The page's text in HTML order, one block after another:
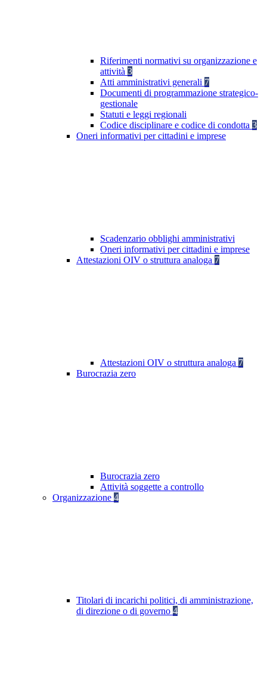
Riferimenti normativi su organizzazione e
attività 3
Atti amministrativi generali 7
Documenti di programmazione strategico-
gestionale
Statuti e leggi regionali
Codice disciplinare e codice di condotta 3
Oneri informativi per cittadini e imprese
Scadenzario obblighi amministrativi
Oneri informativi per cittadini e imprese
Attestazioni OIV o struttura analoga 7
Attestazioni OIV o struttura analoga 7
Burocrazia zero
Burocrazia zero
Attività soggette a controllo
Organizzazione 4
Titolari di incarichi politici, di amministrazione,
di direzione o di governo 4